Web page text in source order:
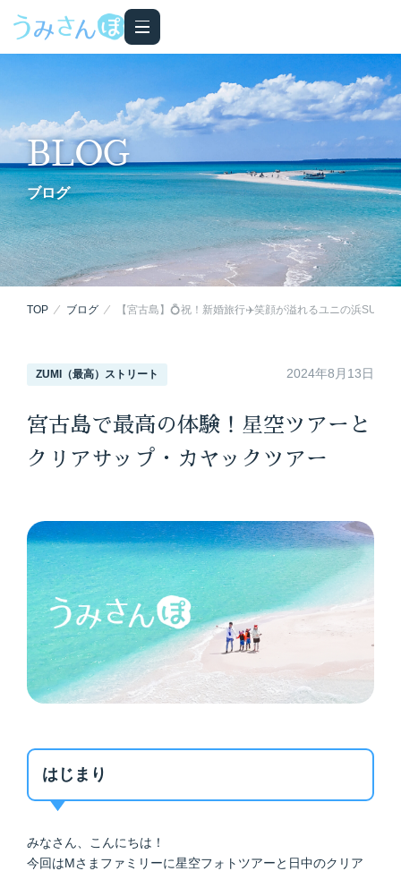
BLOG
ブログ
TOP ブログ 【宮古島】💍祝！新婚旅行✈️笑顔が溢れるユニの浜SUPツ
ZUMI（最高）ストリート 2024年8月13日
宮古島で最高の体験！星空ツアーと
クリアサップ・カヤックツアー
はじまり
みなさん、こんにちは！
今回はMさまファミリーに星空フォトツアーと日中のクリア